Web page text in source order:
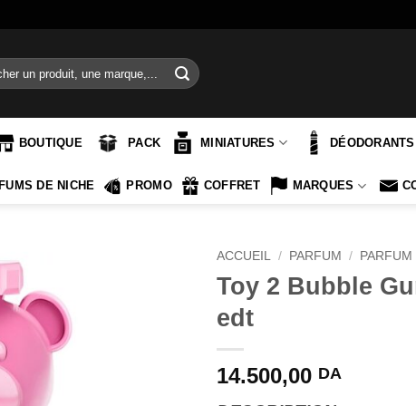
BOUTIQUE PACK MINIATURES DÉODORANTS
DE NICHE PROMO COFFRET MARQUES
ACCUEIL / PARFUM /
Toy 2 Bubble
edt
14.500,00 DA